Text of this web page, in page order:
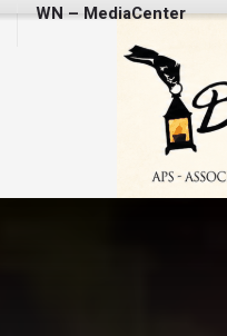
WN – MediaCenter